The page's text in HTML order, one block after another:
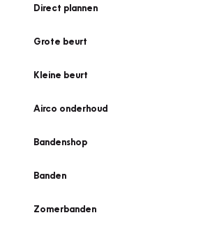
Direct plannen
Grote beurt
Kleine beurt
Airco onderhoud
Bandenshop
Banden
Zomerbanden